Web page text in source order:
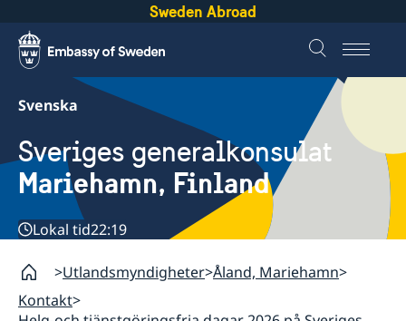
Sweden Abroad
Svenska
Sveriges generalkonsulat
Mariehamn, Finland
Lokal tid22:19
Utlandsmyndigheter Åland, Mariehamn
Kontakt